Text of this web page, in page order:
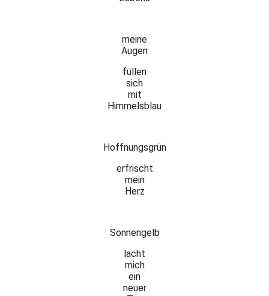
meine
Augen
füllen
sich
mit
Himmelsblau
Hoffnungsgrün
erfrischt
mein
Herz
Sonnengelb
lacht
mich
ein
neuer